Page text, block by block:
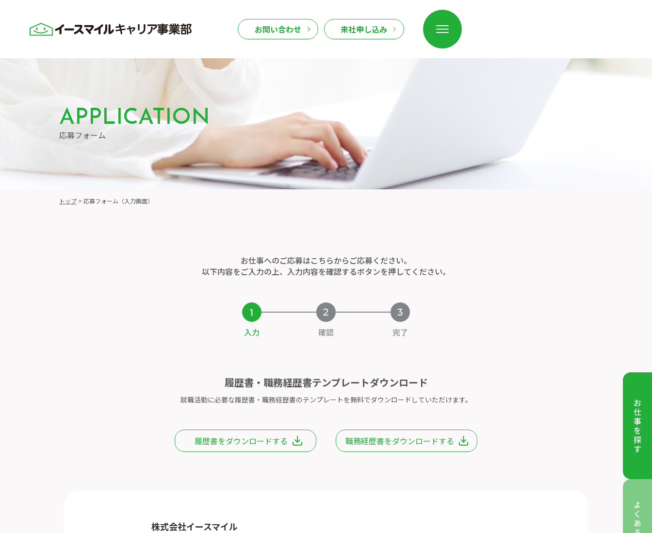
お問い合わせ 来社申し込み
APPLICATION
応募フォーム
トップ > 応募フォーム（入力画面）
お仕事へのご応募はこちらからご応募ください。
以下内容をご入力の上、入力内容を確認するボタンを押してください。
履歴書・職務経歴書テンプレートダウンロード
就職活動に必要な履歴書・職務経歴書のテンプレートを無料でダウンロードしていただけます。
履歴書をダウンロードする 職務経歴書をダウンロードする
株式会社イースマイル